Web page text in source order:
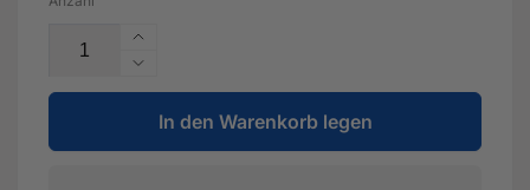
Erhöhe
die
Menge
für
Verstärkung
Verringere
die
Menge
für
In den Warenkorb legen